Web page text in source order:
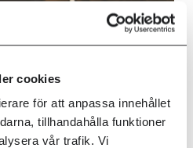
cookies
för att anpassa innehållet
tillhandahålla funktioner
vår trafik. Vi